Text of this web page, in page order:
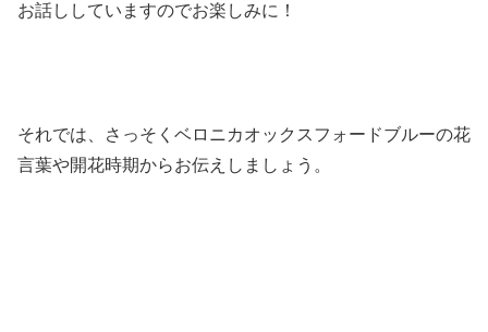
お話ししていますのでお楽しみに！
それでは、さっそくベロニカオックスフォードブルーの花
言葉や開花時期からお伝えしましょう。